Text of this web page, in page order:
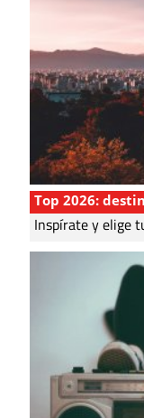
Top 2026:
Inspírate y elige